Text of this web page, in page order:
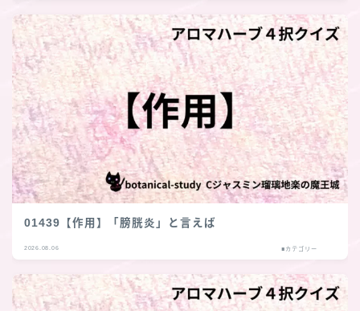
01439【作用】「膀胱炎」と言えば
2026.08.06 ■カテゴリー